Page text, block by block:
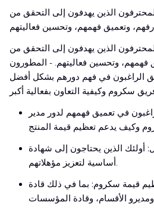
الذين يهدفون إلى التحقق من
الذين يهدفون إلى التحقق من
فهمهم، وتحسين فعاليتهم. - المطورون
الراغبون في فهم دورهم بشكل أفضل
في تعميق فهمهم لدور مدير
أولئك الذين يحتاجون إلى شهادة
أساسية لتعزيز مؤهلاتهم.
قيمة سكروم: بما في ذلك قادة